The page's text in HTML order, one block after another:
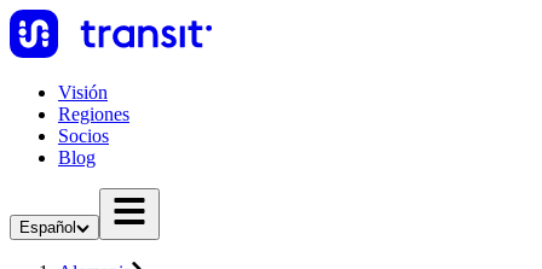
Visión
Regiones
Socios
Blog
Español